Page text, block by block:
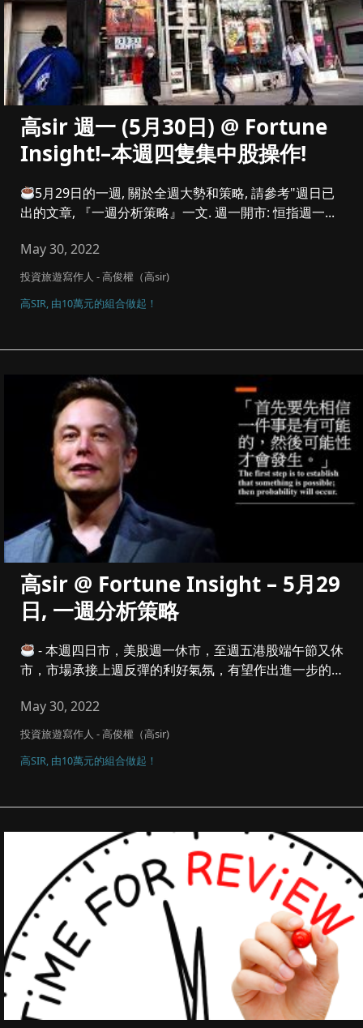
高sir 週一 (5月30日) @ Fortune
Insight!–本週四隻集中股操作!
5月29日的一週, 關於全週大勢和策略, 請參考"週日已
出的文章, 『一週分析策略』一文. 週一開市: 恒指週一...
May 30, 2022
投資旅遊寫作人 - 高俊權（高sir)
高SIR, 由10萬元的組合做起！
高sir @ Fortune Insight – 5月29
日, 一週分析策略
- 本週四日市，美股週一休市，至週五港股端午節又休
市，市場承接上週反彈的利好氣氛，有望作出進一步的反
May 30, 2022
投資旅遊寫作人 - 高俊權（高sir)
高SIR, 由10萬元的組合做起！